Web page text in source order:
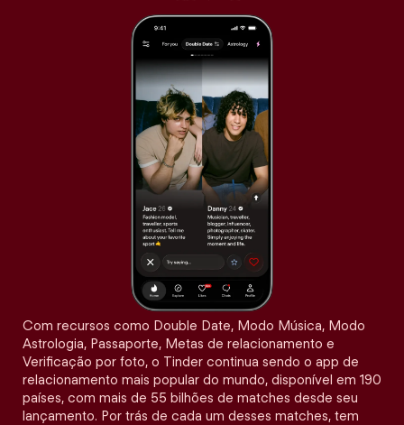
Com recursos como Double Date, Modo Música, Modo
Astrologia, Passaporte, Metas de relacionamento e
Verificação por foto, o Tinder continua sendo o app de
relacionamento mais popular do mundo, disponível em 190
países, com mais de 55 bilhões de matches desde seu
lançamento. Por trás de cada um desses matches, tem